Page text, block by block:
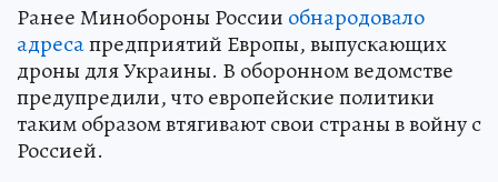
Ранее Минобороны России обнародовало
адресапредприятий Европы, выпускающих
дроны для Украины. В оборонном ведомстве
предупредили, что европейские политики
таким образом втягивают свои страны в войну с
Россией.